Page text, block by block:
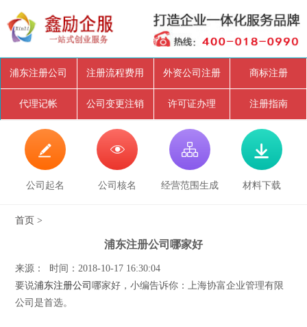
浦东注册公司 注册流程费用 外资公司注册 商标注册
代理记帐 公司变更注销 许可证办理 注册指南

公司起名

公司核名

经营范围生成

材料下载
首页 >
浦东注册公司哪家好
来源： 时间：2018-10-17 16:30:04
要说浦东注册公司哪家好，小编告诉你：上海协富企业管理有限
公司是首选。